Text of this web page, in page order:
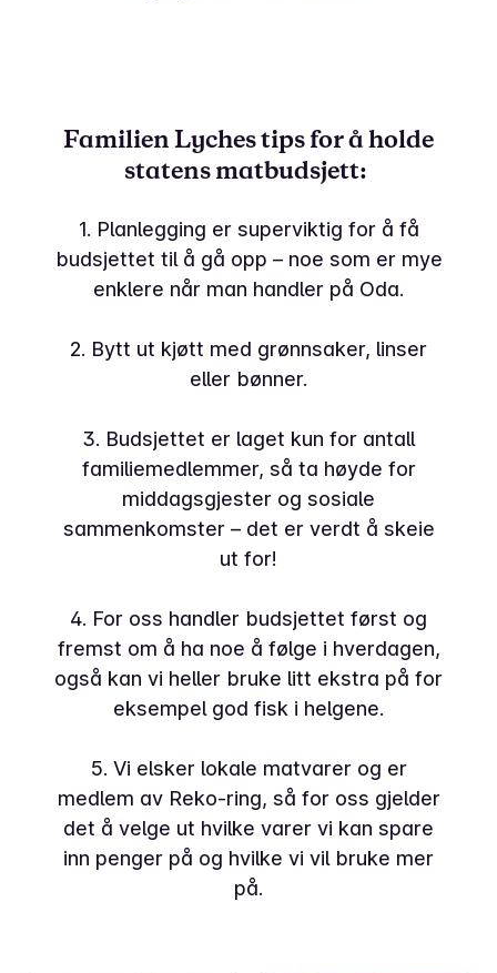
Familien Lyches tips for å holde
statens matbudsjett:
1. Planlegging er superviktig for å få
budsjettet til å gå opp – noe som er mye
enklere når man handler på Oda.
2. Bytt ut kjøtt med grønnsaker, linser
eller bønner.
3. Budsjettet er laget kun for antall
familiemedlemmer, så ta høyde for
middagsgjester og sosiale
sammenkomster – det er verdt å skeie
ut for!
4. For oss handler budsjettet først og
fremst om å ha noe å følge i hverdagen,
også kan vi heller bruke litt ekstra på for
eksempel god fisk i helgene.
5. Vi elsker lokale matvarer og er
medlem av Reko-ring, så for oss gjelder
det å velge ut hvilke varer vi kan spare
inn penger på og hvilke vi vil bruke mer
på.